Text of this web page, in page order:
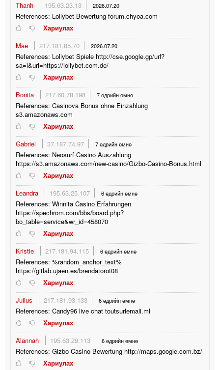
Thanh 195.63.23.13 2026.07.20
References: Lollybet Bewertung forum.chyoa.com
Хариулах
Mae
217.181.85.70 2026.07.20
References: Lollybet Spiele http://cse.google.gp/url?
sa=i&url=https://lollybet.com.de/
Хариулах
Bonita
217.60.78.198 7 өдрийн өмнө
References: Casinova Bonus ohne Einzahlung
s3.amazonaws.com
Хариулах
Gabriel
37.187.74.97 7 өдрийн өмнө
References: Neosurf Casino Auszahlung
https://s3.amazonaws.com/new-casino/Gizbo-Casino-Bonus.html
Хариулах
Leandra
195.63.25.107 6 өдрийн өмнө
References: Winnita Casino Erfahrungen
https://spechrom.com/bbs/board.php?
bo_table=service&wr_id=458070
Хариулах
Kristie
217.181.94.115 6 өдрийн өмнө
References: %random_anchor_text%
https://gitlab.ujaen.es/brendatorot08
Хариулах
Julius
217.181.93.133 6 өдрийн өмнө
References: Candy96 live chat toutsurlemali.ml
Хариулах
Alannah
195.63.29.113 6 өдрийн өмнө
References: Gizbo Casino Bewertung http://maps.google.com.bz/
Хариулах